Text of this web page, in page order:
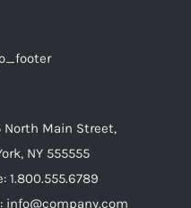
North Main Street,
NY 555555
1.800.555.6789
info@company.com